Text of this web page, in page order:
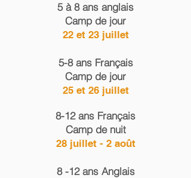
5 à 8 ans anglais
Camp de jour
22 et 23 juillet
5-8 ans Français
Camp de jour
25 et 26 juillet
8-12 ans Français
Camp de nuit
28 juillet - 2 août
8 -12 ans Anglais